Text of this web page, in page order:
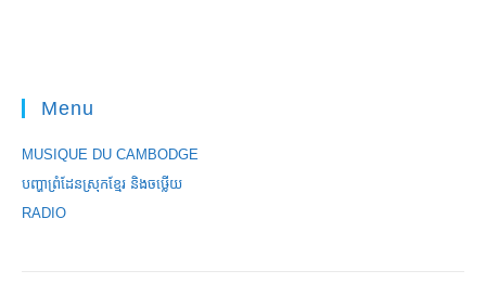
Menu
MUSIQUE DU CAMBODGE
បញ្ហាព្រំដែនស្រុកខ្មែរ និងចឞ្លើយ
RADIO